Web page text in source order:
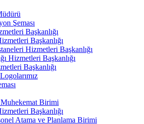
Şeması
Başkanlığı
Başkanlığı
Hizmetleri Başkanlığı
Hizmetleri Başkanlığı
Başkanlığı
Birimi
Başkanlığı
Atama ve Planlama Birimi